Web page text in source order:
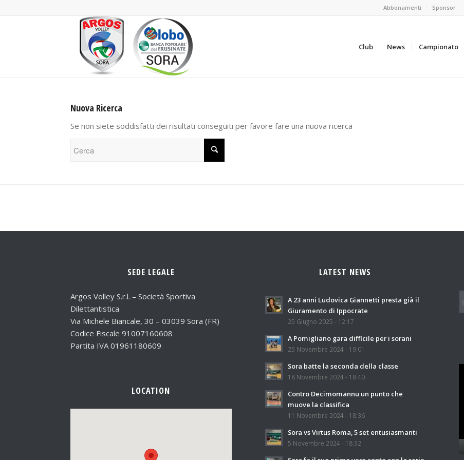
Abbonamenti Sponsor
Club News Campionato
Nuova Ricerca
Se non siete soddisfatti dei risultati conseguiti per favore fare una nuova ricerca
SEDE LEGALE
Argos Volley S.r.l. – Società Sportiva
Dilettantistica
Via Michele Biancale, 30 – 03039 Sora (FR)
Codice Fiscale 91007160608
Partita IVA 01961180609
LOCATION
LATEST NEWS
A 23 anni Ludovica Giannetti presta già il
Giuramento di Ippocrate
25 Giugno 2025 - 12:17
A Pomigliano gara difficile per i sorani
25 Novembre 2024 - 19:01
Sora batte la seconda della classe
18 Novembre 2024 - 18:40
Contro Decimomannu un punto che
muove la classifica
11 Novembre 2024 - 18:36
Sora vs Virtus Roma, 5 set entusiasmanti
5 Novembre 2024 - 18:32